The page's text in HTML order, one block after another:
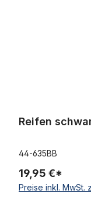
44-635BB
19,95 €*
Preise inkl. MwSt.